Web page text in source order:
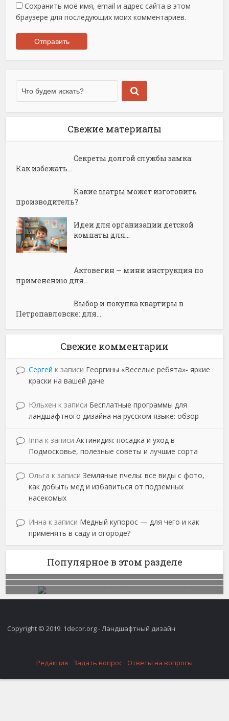
Сохранить моё имя, email и адрес сайта в этом
браузере для последующих моих комментариев.
Свежие материалы
Секреты долгой службы замка:
Как избежать...
Какие шатры может изготовить
производитель?
Идеи для организации детской
комнаты для...
Актовегин — мини инструкция по
применению для...
Выбор и покупка квартиры в
Петропавловске: для...
Свежие комментарии
Сергей к записи Георгины «Веселые ребята»- яркие
краски на вашей даче
Юльхен к записи Бесплатные программы для
ландшафтного дизайна на русском языке: обзор
Inna к записиАктинидия: посадка и уход в
Подмосковье, полезные советы и лучшие сорта
Ольга к записиЗемляные пчелы: все виды с фото,
как добыть мед и избавиться от подземных
насекомых
Инна к записи Медный купорос — для чего и как
применять в саду и огороде?
Популярное в этом разделе
Copyright © 2019. 1decor.org - Ландшафтный дизайн
Редакция Задать вопрос Ответы на вопросы